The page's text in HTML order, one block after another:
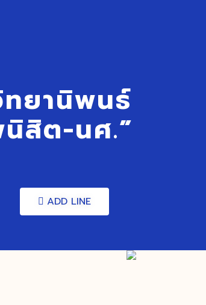
ยานิพนธ์
สิต-นศ.”
ADD LINE